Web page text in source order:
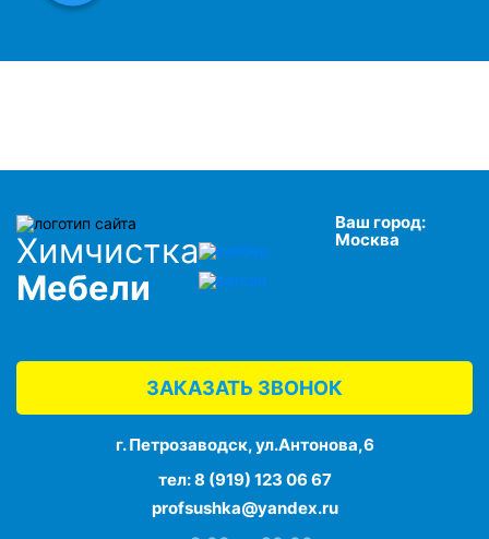
Химчистка
Мебели
Ваш город:
Москва
ЗАКАЗАТЬ ЗВОНОК
г. Петрозаводск, ул.Антонова,6
тел:8 (919) 123 06 67
profsushka@yandex.ru